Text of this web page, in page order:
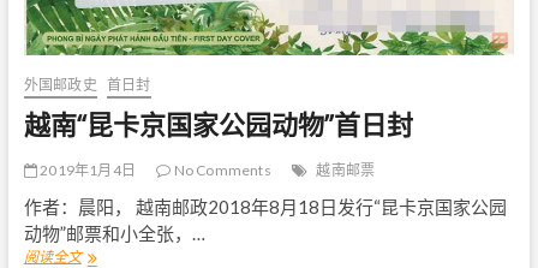
外国邮政史 首日封
越南“昆卡京国家公园动物”首日封
2019年1月4日 No Comments 越南邮票
作者：晨阳， 越南邮政2018年8月18日发行“昆卡京国家公园
动物”邮票和小全张，…
阅读全文越